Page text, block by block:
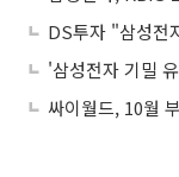
'삼성전자 기밀